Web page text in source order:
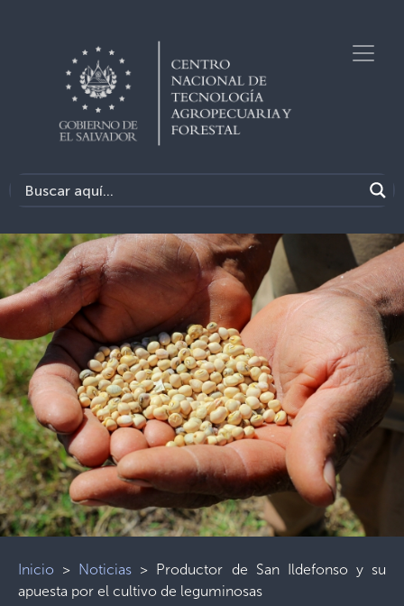
Inicio > Noticias > Productor de San Ildefonso y su
apuesta por el cultivo de leguminosas